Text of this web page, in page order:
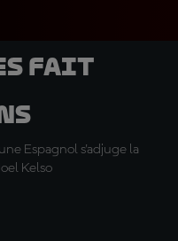
fait
Espagnol s'adjuge la
Kelso